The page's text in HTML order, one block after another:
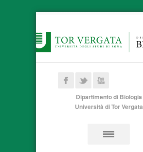
Dipartimento di Biologia
Università di Tor Vergata